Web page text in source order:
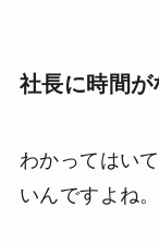
社長に時間
わかってはい
いんですよね。